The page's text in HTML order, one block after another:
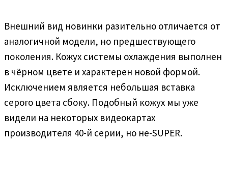
Внешний вид новинки разительно отличается от
аналогичной модели, но предшествующего
поколения. Кожух системы охлаждения выполнен
в чёрном цвете и характерен новой формой.
Исключением является небольшая вставка
серого цвета сбоку. Подобный кожух мы уже
видели на некоторых видеокартах
производителя 40-й серии, но не-SUPER.